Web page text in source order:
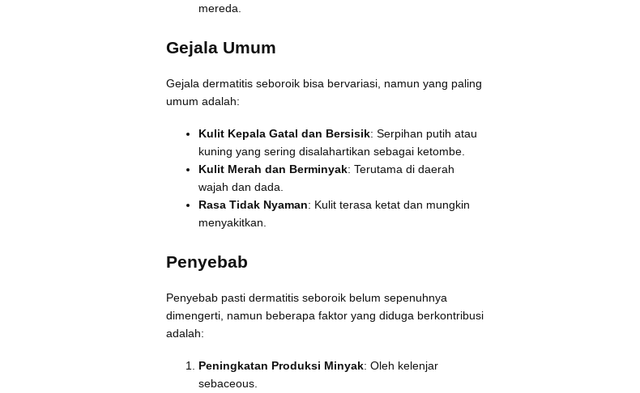
mereda.
Gejala Umum
Gejala dermatitis seboroik bisa bervariasi, namun yang paling
umum adalah:
Kulit Kepala Gatal dan Bersisik: Serpihan putih atau
kuning yang sering disalahartikan sebagai ketombe.
Kulit Merah dan Berminyak: Terutama di daerah
wajah dan dada.
Rasa Tidak Nyaman: Kulit terasa ketat dan mungkin
menyakitkan.
Penyebab
Penyebab pasti dermatitis seboroik belum sepenuhnya
dimengerti, namun beberapa faktor yang diduga berkontribusi
adalah:
Peningkatan Produksi Minyak: Oleh kelenjar
sebaceous.